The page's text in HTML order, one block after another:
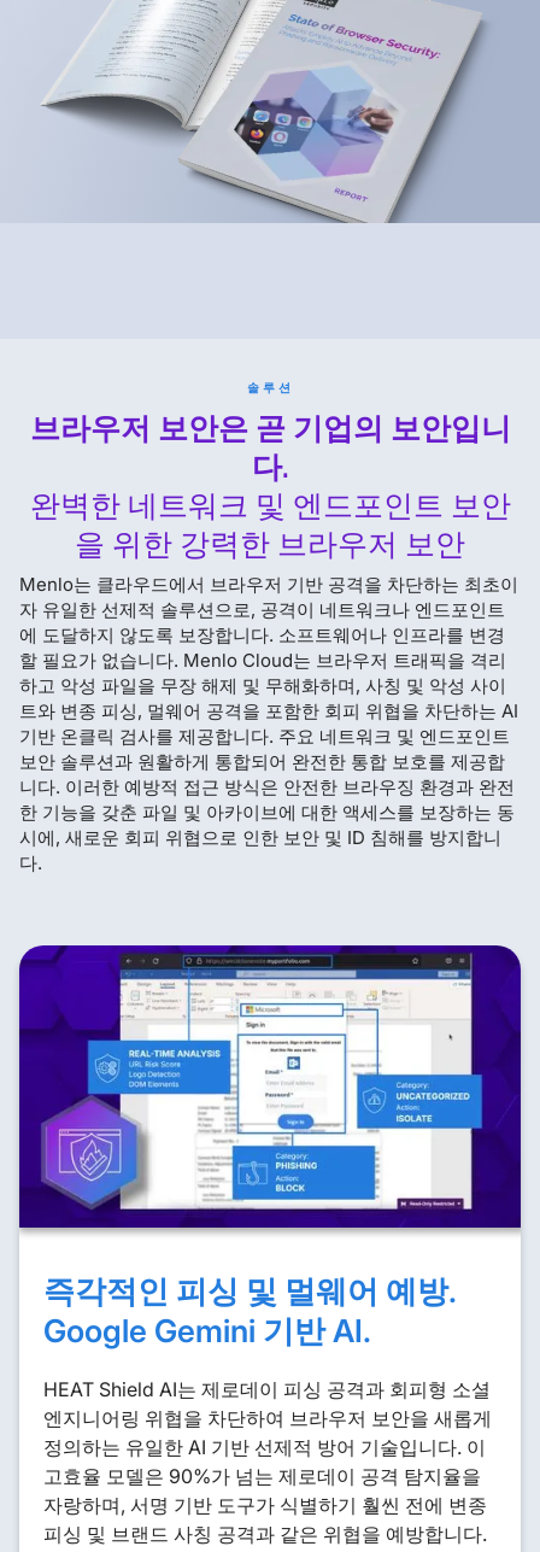
솔루션
브라우저 보안은 곧 기업의 보안입니
다.
완벽한 네트워크 및 엔드포인트 보안
을 위한 강력한 브라우저 보안
Menlo는 클라우드에서 브라우저 기반 공격을 차단하는 최초이
자 유일한 선제적 솔루션으로, 공격이 네트워크나 엔드포인트
에 도달하지 않도록 보장합니다. 소프트웨어나 인프라를 변경
할 필요가 없습니다. Menlo Cloud는 브라우저 트래픽을 격리
하고 악성 파일을 무장 해제 및 무해화하며, 사칭 및 악성 사이
트와 변종 피싱, 멀웨어 공격을 포함한 회피 위협을 차단하는 AI
기반 온클릭 검사를 제공합니다. 주요 네트워크 및 엔드포인트
보안 솔루션과 원활하게 통합되어 완전한 통합 보호를 제공합
니다. 이러한 예방적 접근 방식은 안전한 브라우징 환경과 완전
한 기능을 갖춘 파일 및 아카이브에 대한 액세스를 보장하는 동
시에, 새로운 회피 위협으로 인한 보안 및 ID 침해를 방지합니
다.
즉각적인 피싱 및 멀웨어 예방.
Google Gemini 기반 AI.
HEAT Shield AI는 제로데이 피싱 공격과 회피형 소셜
엔지니어링 위협을 차단하여 브라우저 보안을 새롭게
정의하는 유일한 AI 기반 선제적 방어 기술입니다. 이
고효율 모델은 90%가 넘는 제로데이 공격 탐지율을
자랑하며, 서명 기반 도구가 식별하기 훨씬 전에 변종
피싱 및 브랜드 사칭 공격과 같은 위협을 예방합니다.